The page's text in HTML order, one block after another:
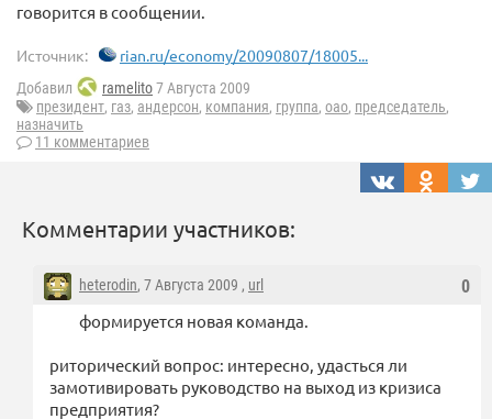
говорится в сообщении.
Источник: rian.ru/economy/20090807/18005...
Добавил ramelito7 Августа 2009
президент, газ, андерсон, компания, группа, оао, председатель,
назначить
11 комментариев
Комментарии участников:
0
heterodin, 7 Августа 2009 , url
формируется новая команда.
риторический вопрос: интересно, удасться ли
замотивировать руководство на выход из кризиса
предприятия?